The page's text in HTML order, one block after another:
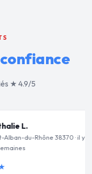
confiance
★ 4.9/5
C.
du-Rhône 38370 · il y